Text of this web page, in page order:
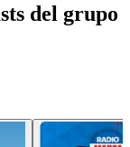
del grupo